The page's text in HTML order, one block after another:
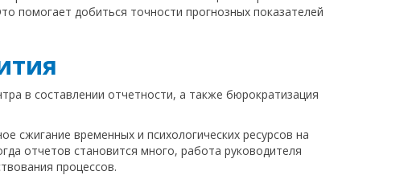
помогает добиться точности прогнозных показателей
в составлении отчетности, а также бюрократизация
сжигание временных и психологических ресурсов на
отчетов становится много, работа руководителя
процессов.